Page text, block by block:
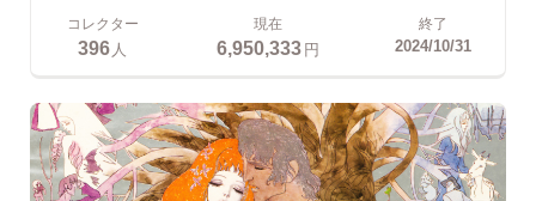
コレクター
396 人
現在
6,950,333円
終了
2024/10/31